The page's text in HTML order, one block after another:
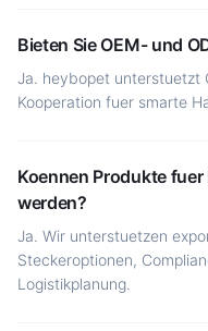
Bieten Sie OEM- und
Ja. heybopet unterstuetzt
Kooperation fuer smarte
Koennen Produkte
werden?
Ja. Wir unterstuetzen
Steckeroptionen,
Logistikplanung.